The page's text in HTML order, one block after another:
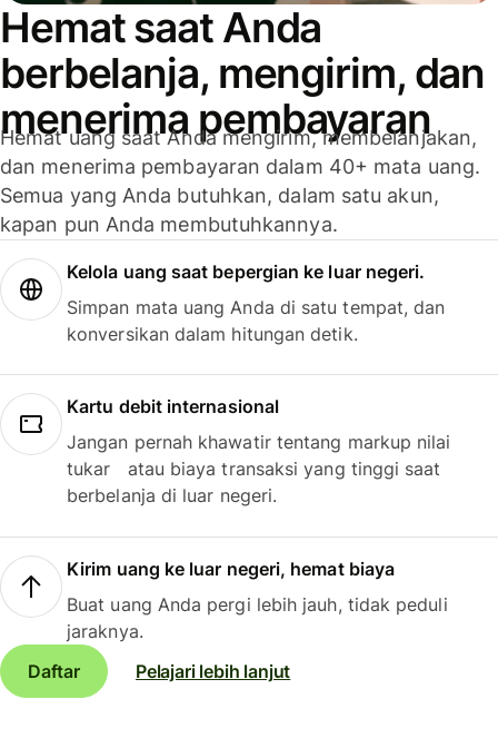
Hemat saat Anda
berbelanja, mengirim, dan
menerima pembayaran
Hemat uang saat Anda mengirim, membelanjakan,
dan menerima pembayaran dalam 40+ mata uang.
Semua yang Anda butuhkan, dalam satu akun,
kapan pun Anda membutuhkannya.
Kelola uang saat bepergian ke luar negeri.
Simpan mata uang Anda di satu tempat, dan
konversikan dalam hitungan detik.
Kartu debit internasional
Jangan pernah khawatir tentang markup nilai
tukar atau biaya transaksi yang tinggi saat
berbelanja di luar negeri.
Kirim uang ke luar negeri, hemat biaya
Buat uang Anda pergi lebih jauh, tidak peduli
jaraknya.
Daftar
Pelajari lebih lanjut